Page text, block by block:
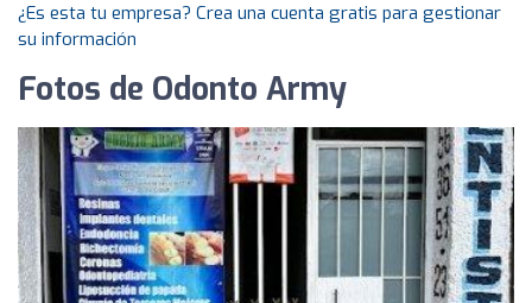
¿Es esta tu empresa? Crea una cuenta gratis para gestionar
su información
Fotos de Odonto Army